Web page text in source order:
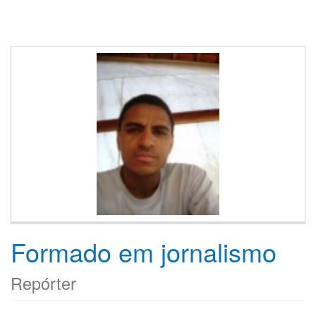
Formado em jornalismo
Repórter